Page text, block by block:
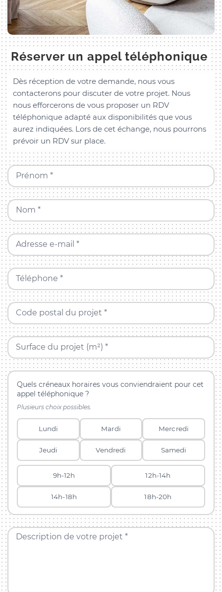
Réserver un appel téléphonique
Dès réception de votre demande, nous vous
contacterons pour discuter de votre projet. Nous
nous efforcerons de vous proposer un RDV
téléphonique adapté aux disponibilités que vous
aurez indiquées. Lors de cet échange, nous pourrons
prévoir un RDV sur place.
Prénom *
Nom *
Adresse e-mail *
Téléphone *
Code postal du projet *
Surface du projet (m²) *
Quels créneaux horaires vous conviendraient pour cet
appel téléphonique ?
Plusieurs choix possibles.
Lundi Mardi Mercredi
Jeudi Vendredi Samedi
9h-12h 12h-14h
14h-18h 18h-20h
Description de votre projet *